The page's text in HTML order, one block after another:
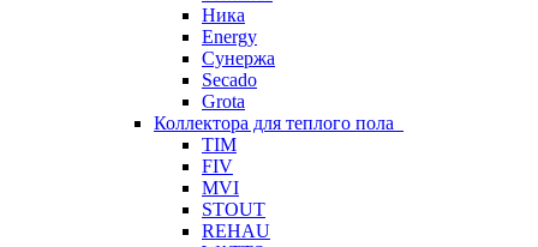
Ника
Energy
Сунержа
Secado
Grota
Коллектора для теплого пола
TIM
FIV
MVI
STOUT
REHAU